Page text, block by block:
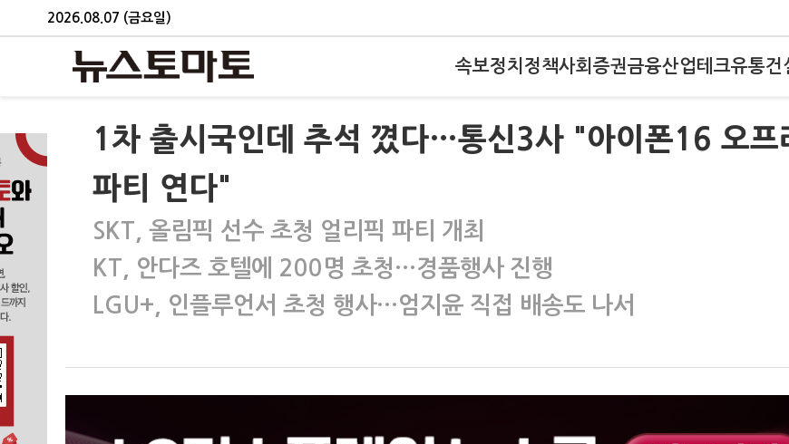
2026.08.07 (금요일)
속보정치 정책사회 증권금융산업테크유통건
1차 출시국인데 추석 꼈다…통신3사 "아이폰16 오프
파티 연다"
SKT, 올림픽 선수 초청 얼리픽 파티 개최
KT, 안다즈 호텔에 200명 초청…경품행사 진행
LGU+, 인플루언서 초청 행사…엄지윤 직접 배송도 나서